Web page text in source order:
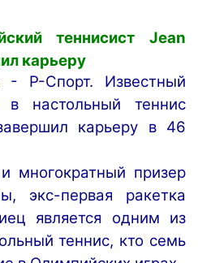
теннисист
Jean
карьеру
- Р-Спорт. Известный
в настольный
теннис
карьеру в 46
и многократный призер
, экс-первая
ракетка
является одним
из
теннис, кто семь